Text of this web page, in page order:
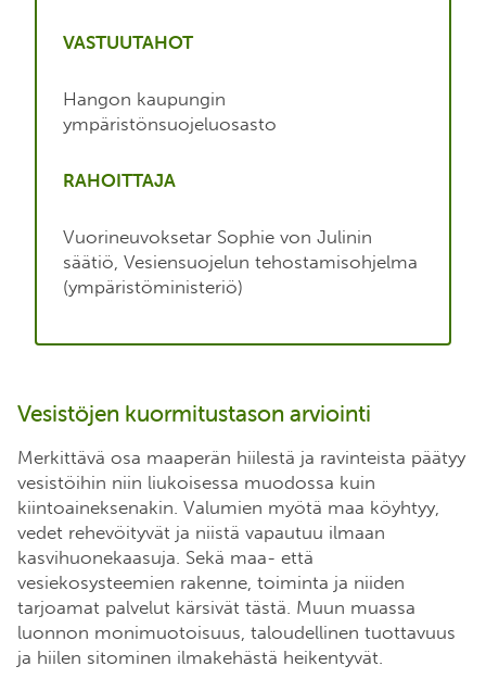
VASTUUTAHOT
Hangon kaupungin
ympäristönsuojeluosasto
RAHOITTAJA
Vuorineuvoksetar Sophie von Julinin
säätiö, Vesiensuojelun tehostamisohjelma
(ympäristöministeriö)
Vesistöjen kuormitustason arviointi
Merkittävä osa maaperän hiilestä ja ravinteista päätyy
vesistöihin niin liukoisessa muodossa kuin
kiintoaineksenakin. Valumien myötä maa köyhtyy,
vedet rehevöityvät ja niistä vapautuu ilmaan
kasvihuonekaasuja. Sekä maa- että
vesiekosysteemien rakenne, toiminta ja niiden
tarjoamat palvelut kärsivät tästä. Muun muassa
luonnon monimuotoisuus, taloudellinen tuottavuus
ja hiilen sitominen ilmakehästä heikentyvät.